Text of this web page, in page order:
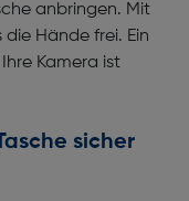
anbringen. Mit
Hände frei. Ein
Kamera ist
sicher